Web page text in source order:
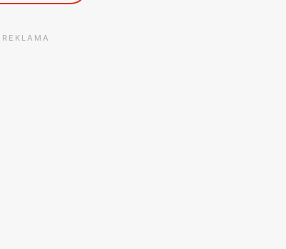
REKLAMA